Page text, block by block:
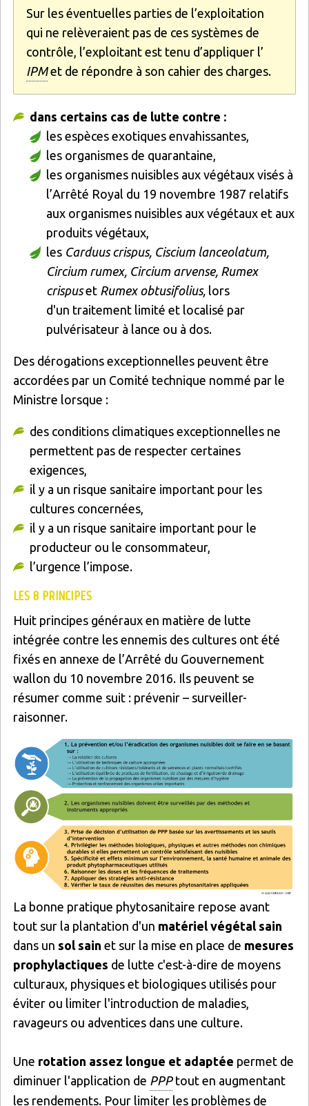
Sur les éventuelles parties de l’exploitation
qui ne relèveraient pas de ces systèmes de
contrôle, l’exploitant est tenu d’appliquer l’
IPMet de répondre à son cahier des charges.
dans certains cas de lutte contre :
les espèces exotiques envahissantes,
les organismes de quarantaine,
les organismes nuisibles aux végétaux visés à
l’Arrêté Royal du 19 novembre 1987 relatifs
aux organismes nuisibles aux végétaux et aux
produits végétaux,
les Carduus crispus, Ciscium lanceolatum,
Circium rumex, Circium arvense, Rumex
crispusetRumex obtusifolius, lors
d'un traitement limité et localisé par
pulvérisateur à lance ou à dos.
Des dérogations exceptionnelles peuvent être
accordées par un Comité technique nommé par le
Ministre lorsque :
des conditions climatiques exceptionnelles ne
permettent pas de respecter certaines
exigences,
il y a un risque sanitaire important pour les
cultures concernées,
il y a un risque sanitaire important pour le
producteur ou le consommateur,
l’urgence l’impose.
LES 8 PRINCIPES
Huit principes généraux en matière de lutte
intégrée contre les ennemis des cultures ont été
fixés en annexe de l’Arrêté du Gouvernement
wallon du 10 novembre 2016. Ils peuvent se
résumer comme suit : prévenir – surveiller-
raisonner.
Image
La bonne pratique phytosanitaire repose avant
tout sur la plantation d'un matériel végétal sain
dans un sol sain et sur la mise en place de mesures
prophylactiques de lutte c'est-à-dire de moyens
culturaux, physiques et biologiques utilisés pour
éviter ou limiter l'introduction de maladies,
ravageurs ou adventices dans une culture.
Une rotation assez longue et adaptée permet de
diminuer l'application de PPPtout en augmentant
les rendements. Pour limiter les problèmes de